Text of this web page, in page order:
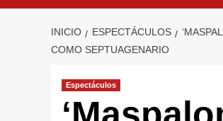
INICIO ESPECTÁCULOS
COMO SEPTUAGENARIO
Espectáculos